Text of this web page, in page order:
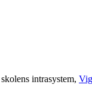
intrasystem,